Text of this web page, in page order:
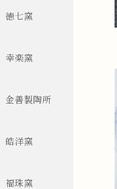
徳七窯
幸楽窯
金善製陶所
皓洋窯
福珠窯